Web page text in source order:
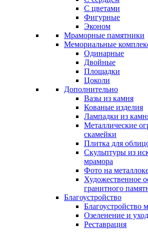
С цветами
Фигурные
Эконом
Мраморные памятники
Мемориальные
Одинарные
Двойные
Площадки
Цоколи
Дополнительно
Вазы из камня
Кованые изделия
Лампадки из
Металлические
скамейки
Плитка для
Скульптуры из
мрамора
Фото на
Художественное
гранитного
Благоустройство
Благоустройство
Озеленение и уход
Реставрация